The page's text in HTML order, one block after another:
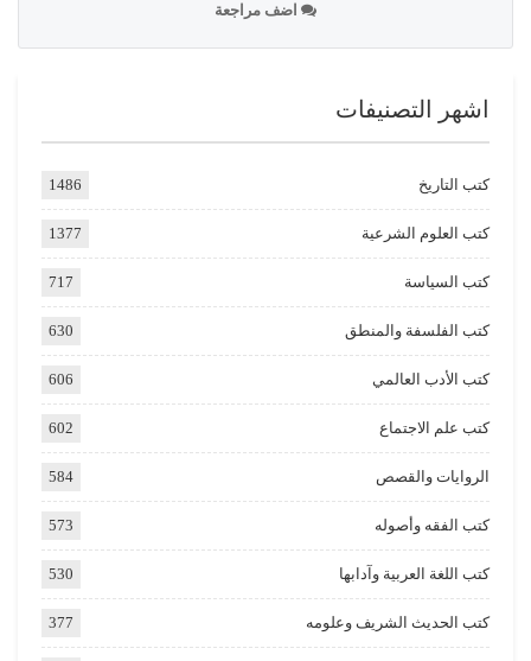
اضف مراجعة
اشهر التصنيفات
كتب التاريخ 1486
كتب العلوم الشرعية 1377
كتب السياسة 717
كتب الفلسفة والمنطق 630
كتب الأدب العالمي 606
كتب علم الاجتماع 602
الروايات والقصص 584
كتب الفقه وأصوله 573
كتب اللغة العربية وآدابها 530
كتب الحديث الشريف وعلومه 377